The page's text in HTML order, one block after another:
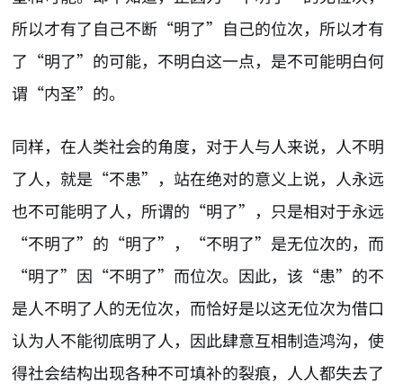
所以才有了自己不断“明了”自己的位次，所以才有
了“明了”的可能，不明白这一点，是不可能明白何
谓“内圣”的。
同样，在人类社会的角度，对于人与人来说，人不明
了人，就是“不患”，站在绝对的意义上说，人永远
也不可能明了人，所谓的“明了”，只是相对于永远
“不明了”的“明了”，“不明了”是无位次的，而
“明了”因“不明了”而位次。因此，该“患”的不
是人不明了人的无位次，而恰好是以这无位次为借口
认为人不能彻底明了人，因此肆意互相制造鸿沟，使
得社会结构出现各种不可填补的裂痕，人人都失去了